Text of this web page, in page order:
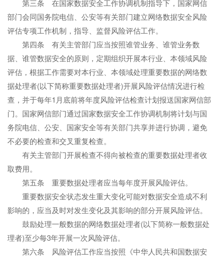
第三条 在国家数据安全工作协调机制指导下，国家网信
部门会同国务院电信、公安等有关部门建立网络数据安全风险
评估专项工作机制，指导、监督风险评估工作。
第四条 有关主管部门应当按照谁管业务、谁管业务数
据、谁管数据安全的原则，定期组织开展本行业、本领域风险
评估，根据工作需要对本行业、本领域处理重要数据的网络数
据处理者(以下简称重要数据处理者)开展风险评估情况进行检
查，并于每年1月底前将年度风险评估检查计划报送国家网信部
门。国家网信部门通过国家数据安全工作协调机制将计划与国
务院电信、公安、国家安全等有关部门共享并进行协调，避免
不必要的检查和交叉重复检查。
有关主管部门开展检查不得向被检查的重要数据处理者收
取费用。
第五条 重要数据处理者应当每年度开展风险评估。
重要数据安全状态发生重大变化可能对数据安全造成不利
影响的，应当及时对发生变化及其影响的部分开展风险评估。
鼓励处理一般数据的网络数据处理者(以下简称一般数据处
理者)至少每3年开展一次风险评估。
第六条 风险评估工作应当按照《中华人民共和国数据安